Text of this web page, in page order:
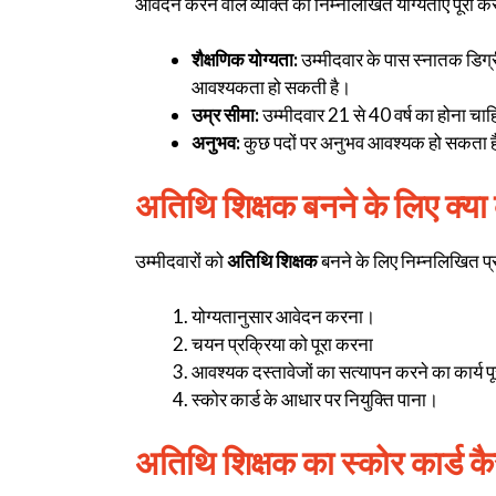
शैक्षणिक योग्यता:उम्मीदवार के पास स्नातक
आवश्यकता हो सकती है।
उम्र सीमा:उम्मीदवार 21 से 40 वर्ष का होना
अनुभव:कुछ पदों पर अनुभव आवश्यक हो सकता
अतिथि शिक्षक बनने के लिए
उम्मीदवारों कोअतिथि शिक्षकबनने के लिए निम्नलिखित
योग्यतानुसार आवेदन करना।
चयन प्रक्रिया को पूरा करना
आवश्यक दस्तावेजों का सत्यापन करने का कार्य
स्कोर कार्ड के आधार पर नियुक्ति पाना।
अतिथि शिक्षक का स्कोर